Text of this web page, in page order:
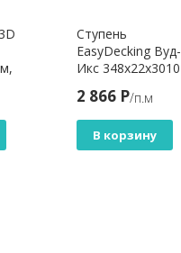
Ступень
EasyDecking Вуд-
Икс 348х22х3010
2 866 Р/п.м
В корзину